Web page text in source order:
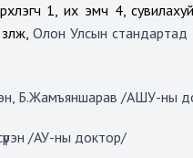
1, их эмч 4,
Олон Улсын стандартад
Б.Жамъяншарав /АШУ-ны
/АУ-ны доктор/